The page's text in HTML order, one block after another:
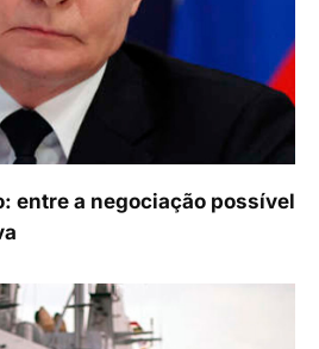
entre a negociação possível